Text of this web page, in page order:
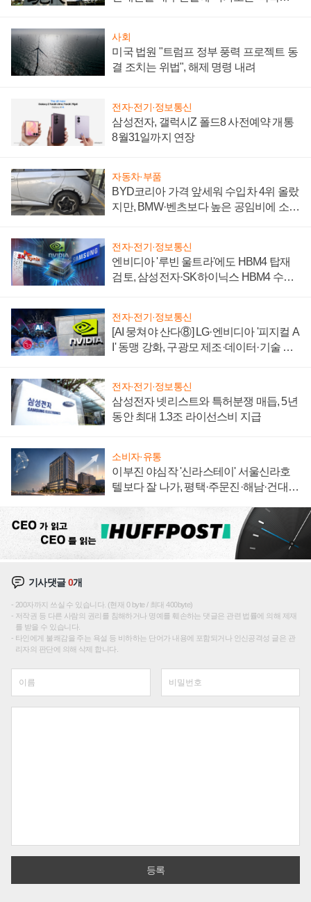
사회
미국 법원 "트럼프 정부 풍력 프로젝트 동
결 조치는 위법", 해제 명령 내려
전자·전기·정보통신
삼성전자, 갤럭시Z 폴드8 사전예약 개통
8월31일까지 연장
자동차·부품
BYD코리아 가격 앞세워 수입차 4위 올랐
지만, BMW·벤츠보다 높은 공임비에 소비
전자·전기·정보통신
엔비디아 '루빈 울트라'에도 HBM4 탑재
검토, 삼성전자·SK하이닉스 HBM4 수율
전자·전기·정보통신
[AI 뭉쳐야 산다⑧] LG·엔비디아 '피지컬 A
I' 동맹 강화, 구광모 제조·데이터·기술 결
전자·전기·정보통신
삼성전자 넷리스트와 특허분쟁 매듭, 5년
동안 최대 1.3조 라이선스비 지급
소비자·유통
이부진 야심작 '신라스테이' 서울신라호
텔보다 잘 나가, 평택·주문진·해남·건대로
기사댓글0개
200자까지 쓰실 수 있습니다. (현재 0 byte / 최대 400byte)
저작권 등 다른 사람의 권리를 침해하거나 명예를 훼손하는 댓글은 관련 법률에 의해 제재
를 받을 수 있습니다.
타인에게 불쾌감을 주는 욕설 등 비하하는 단어가 내용에 포함되거나 인신공격성 글은 관
리자의 판단에 의해 삭제 합니다.